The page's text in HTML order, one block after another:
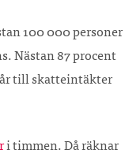
100 000 personer
Nästan 87 procent
till skatteintäkter
i timmen.Då räknar